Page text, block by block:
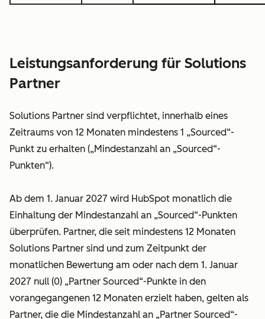
Leistungsanforderung für Solutions
Partner
Solutions Partner sind verpflichtet, innerhalb eines
Zeitraums von 12 Monaten mindestens 1 „Sourced“-
Punkt zu erhalten („Mindestanzahl an „Sourced“-
Punkten“).
Ab dem 1. Januar 2027 wird HubSpot monatlich die
Einhaltung der Mindestanzahl an „Sourced“-Punkten
überprüfen. Partner, die seit mindestens 12 Monaten
Solutions Partner sind und zum Zeitpunkt der
monatlichen Bewertung am oder nach dem 1. Januar
2027 null (0) „Partner Sourced“-Punkte in den
vorangegangenen 12 Monaten erzielt haben, gelten als
Partner, die die Mindestanzahl an „Partner Sourced“-